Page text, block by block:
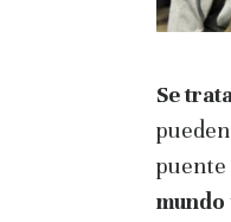
Se
puente
mundo